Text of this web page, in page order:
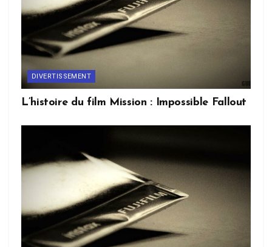
DIVERTISSEMENT
L’histoire du film Mission : Impossible Fallout